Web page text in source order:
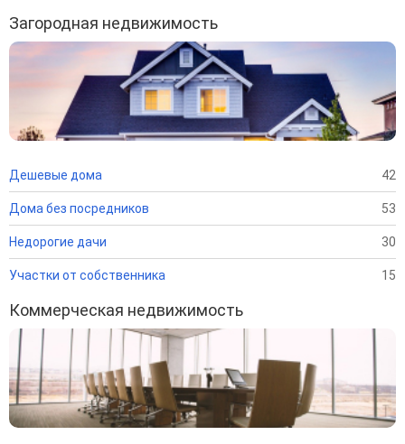
Загородная недвижимость
Дешевые дома 42
Дома без посредников 53
Недорогие дачи 30
Участки от собственника 15
Коммерческая недвижимость